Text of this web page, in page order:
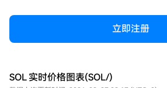
立即注册
SOL 实时价格图表(SOL/)